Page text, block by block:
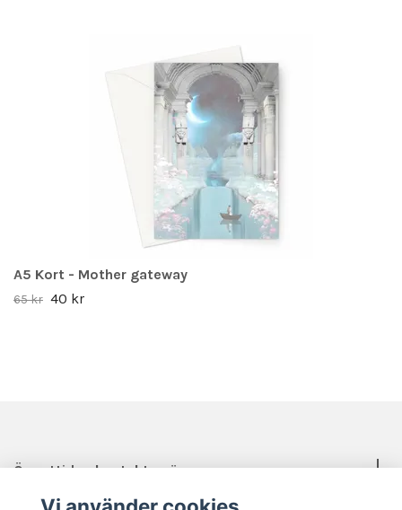
A5 Kort - Mother gateway
65 kr 40 kr
Öppettider, kontakt, mässor mm.